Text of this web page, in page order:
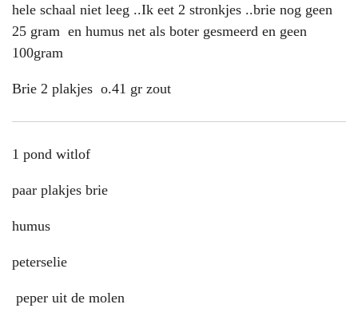
hele schaal niet leeg ..Ik eet 2 stronkjes ..brie nog geen
25 gram en humus net als boter gesmeerd en geen
100gram
Brie 2 plakjes o.41 gr zout
1 pond witlof
paar plakjes brie
humus
peterselie
peper uit de molen